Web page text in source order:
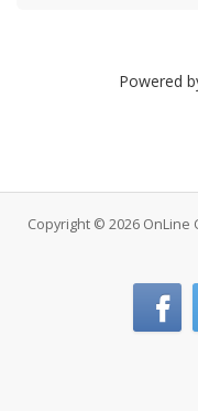
Powered
Copyright © 2026 OnLine